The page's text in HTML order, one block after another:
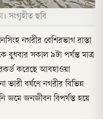
সংগৃহীত ছবি
নগরীর বেশিরভাগ রাস্তা
বুধবার সকাল ৯টা পর্যন্ত মাত্র
করেছে আবহাওয়া
ভারী বর্ষণে নগরীর বিভিন্ন
জমে জনজীবন বিপর্যস্ত হয়ে